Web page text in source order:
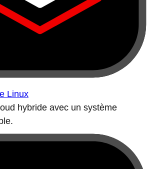
Linux
hybride avec un système